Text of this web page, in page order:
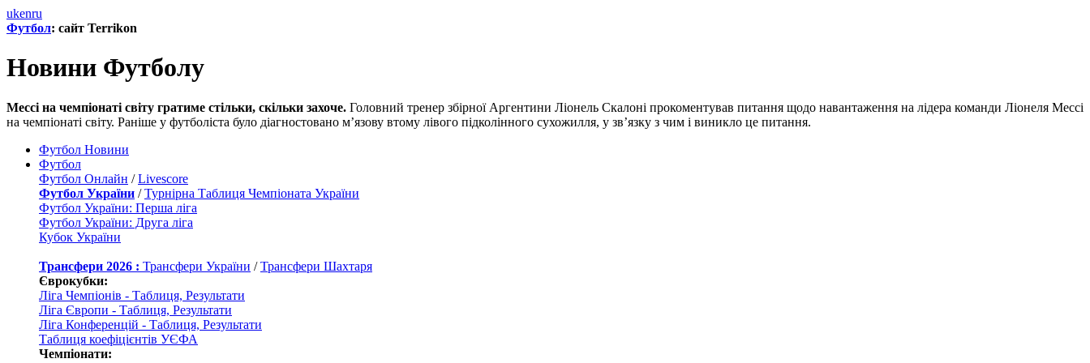
ukenru
Футбол: сайт Terrikon
Новини Футболу
Мессі на чемпіонаті світу гратиме стільки, скільки захоче. Головний тренер збірної Аргентини Ліонель Скалоні прокоментував питання щодо навантаження на лідера команди Ліонеля Мессі
на чемпіонаті світу. Раніше у футболіста було діагностовано м’язову втому лівого підколінного сухожилля, у зв’язку з чим і виникло це питання.
Футбол Новини
Футбол
Футбол Онлайн /Livescore
Футбол України /Турнірна Таблиця Чемпіоната України
Футбол України: Перша ліга
Футбол України: Друга ліга
Кубок України
Трансфери 2026 : Трансфери України /Трансфери Шахтаря
Єврокубки:
Ліга Чемпіонів - Таблиця, Результати
Ліга Європи - Таблиця, Результати
Ліга Конференцій - Таблиця, Результати
Таблиця коефіцієнтів УЄФА
Чемпіонати: